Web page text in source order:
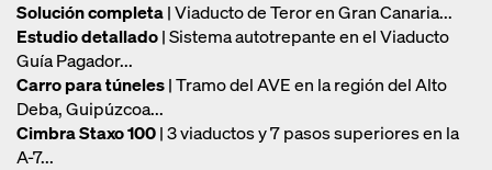
Solución completa| Viaducto de Teror en Gran Canaria...
Estudio detallado| Sistema autotrepante en el Viaducto
Guía Pagador...
Carro para túneles| Tramo del AVE en la región del Alto
Deba, Guipúzcoa...
Cimbra Staxo 100| 3 viaductos y 7 pasos superiores en la
A-7...